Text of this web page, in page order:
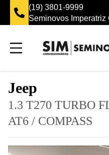
(19) 3801-9999
Seminovos Imperatriz
Jeep
1.3 T270 TURBO
AT6/ COMPASS